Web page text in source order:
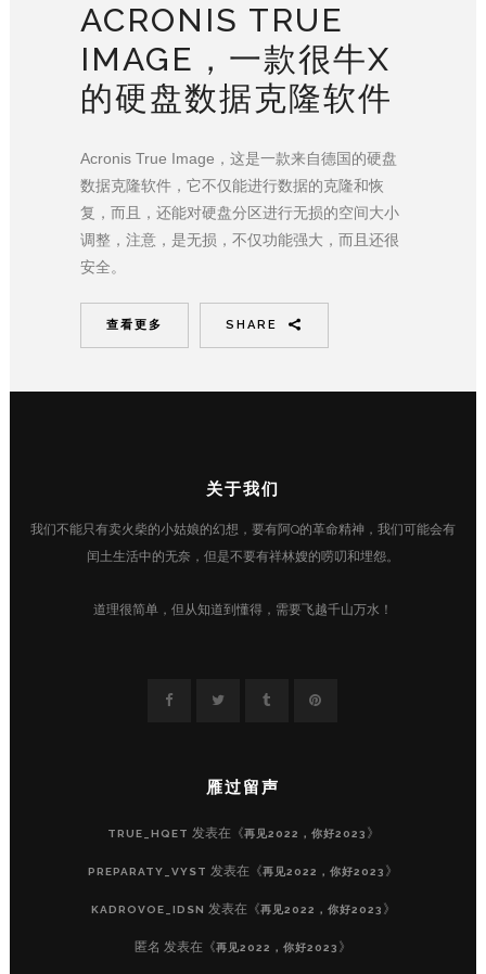
ACRONIS TRUE
IMAGE，一款很牛X
的硬盘数据克隆软件
Acronis True Image，这是一款来自德国的硬盘
数据克隆软件，它不仅能进行数据的克隆和恢
复，而且，还能对硬盘分区进行无损的空间大小
调整，注意，是无损，不仅功能强大，而且还很
安全。
查看更多 SHARE
关于我们
我们不能只有卖火柴的小姑娘的幻想，要有阿Q的革命精神，我们可能会有
闰土生活中的无奈，但是不要有祥林嫂的唠叨和埋怨。
道理很简单，但从知道到懂得，需要飞越千山万水！
雁过留声
TRUE_HQET 发表在《再见2022，你好2023 》
PREPARATY_VYST 发表在《再见2022，你好2023 》
KADROVOE_IDSN 发表在《再见2022，你好2023 》
匿名 发表在《再见2022，你好2023 》